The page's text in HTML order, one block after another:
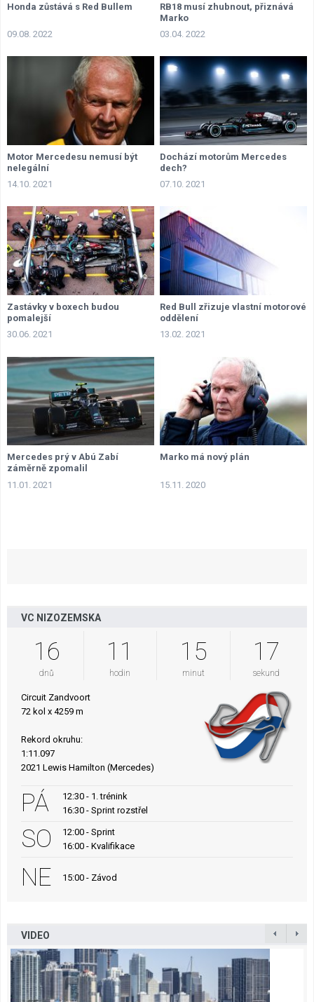
Honda zůstává s Red Bullem
09.08. 2022
RB18 musí zhubnout, přiznává
Marko
03.04. 2022
Motor Mercedesu nemusí být
nelegální
14.10. 2021
Dochází motorům Mercedes
dech?
07.10. 2021
Zastávky v boxech budou
pomalejší
30.06. 2021
Red Bull zřizuje vlastní motorové
oddělení
13.02. 2021
Mercedes prý v Abú Zabí
záměrně zpomalil
11.01. 2021
Marko má nový plán
15.11. 2020
VC NIZOZEMSKA
16
dnů
11
hodin
15
minut
16
sekund
Circuit Zandvoort
72 kol x 4259 m
Rekord okruhu:
1:11.097
2021 Lewis Hamilton (Mercedes)
PÁ
12:30 - 1. trénink
16:30 - Sprint rozstřel
SO
12:00 - Sprint
16:00 - Kvalifikace
NE 15:00 - Závod
VIDEO